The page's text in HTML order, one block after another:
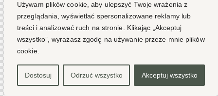
Używam plików cookie, aby ulepszyć Twoje wrażenia z
przeglądania, wyświetlać spersonalizowane reklamy lub
treści i analizować ruch na stronie. Klikając „Akceptuj
wszystko”, wyrażasz zgodę na używanie przeze mnie plików
cookie.
Dostosuj Odrzuć wszystko Akceptuj wszystko